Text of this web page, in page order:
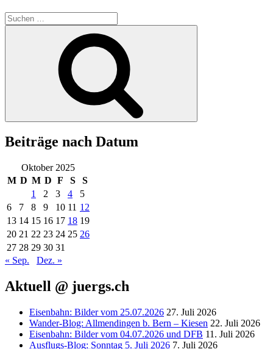
Suchen
nach:
Beiträge nach Datum
Oktober 2025
M D M D F S
S
1
2 3 4
5
6
7 8 9 10 11 12
13 14 15 16 17 18 19
20 21 22 23 24 25 26
27 28 29 30 31
« Sep.
Dez. »
Aktuell @ juergs.ch
Eisenbahn: Bilder vom 25.07.2026 27. Juli 2026
Wander-Blog: Allmendingen b. Bern – Kiesen 22. Juli 2026
Eisenbahn: Bilder vom 04.07.2026 und DFB 11. Juli 2026
Ausflugs-Blog: Sonntag 5. Juli 2026 7. Juli 2026